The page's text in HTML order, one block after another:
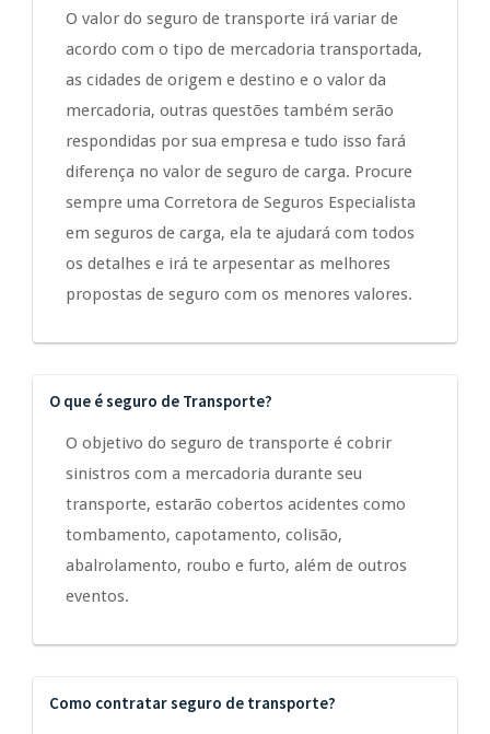
O valor do seguro de transporte irá variar de
acordo com o tipo de mercadoria transportada,
as cidades de origem e destino e o valor da
mercadoria, outras questões também serão
respondidas por sua empresa e tudo isso fará
diferença no valor de seguro de carga. Procure
sempre uma Corretora de Seguros Especialista
em seguros de carga, ela te ajudará com todos
os detalhes e irá te arpesentar as melhores
propostas de seguro com os menores valores.
O que é seguro de Transporte?
O objetivo do seguro de transporte é cobrir
sinistros com a mercadoria durante seu
transporte, estarão cobertos acidentes como
tombamento, capotamento, colisão,
abalrolamento, roubo e furto, além de outros
eventos.
Como contratar seguro de transporte?